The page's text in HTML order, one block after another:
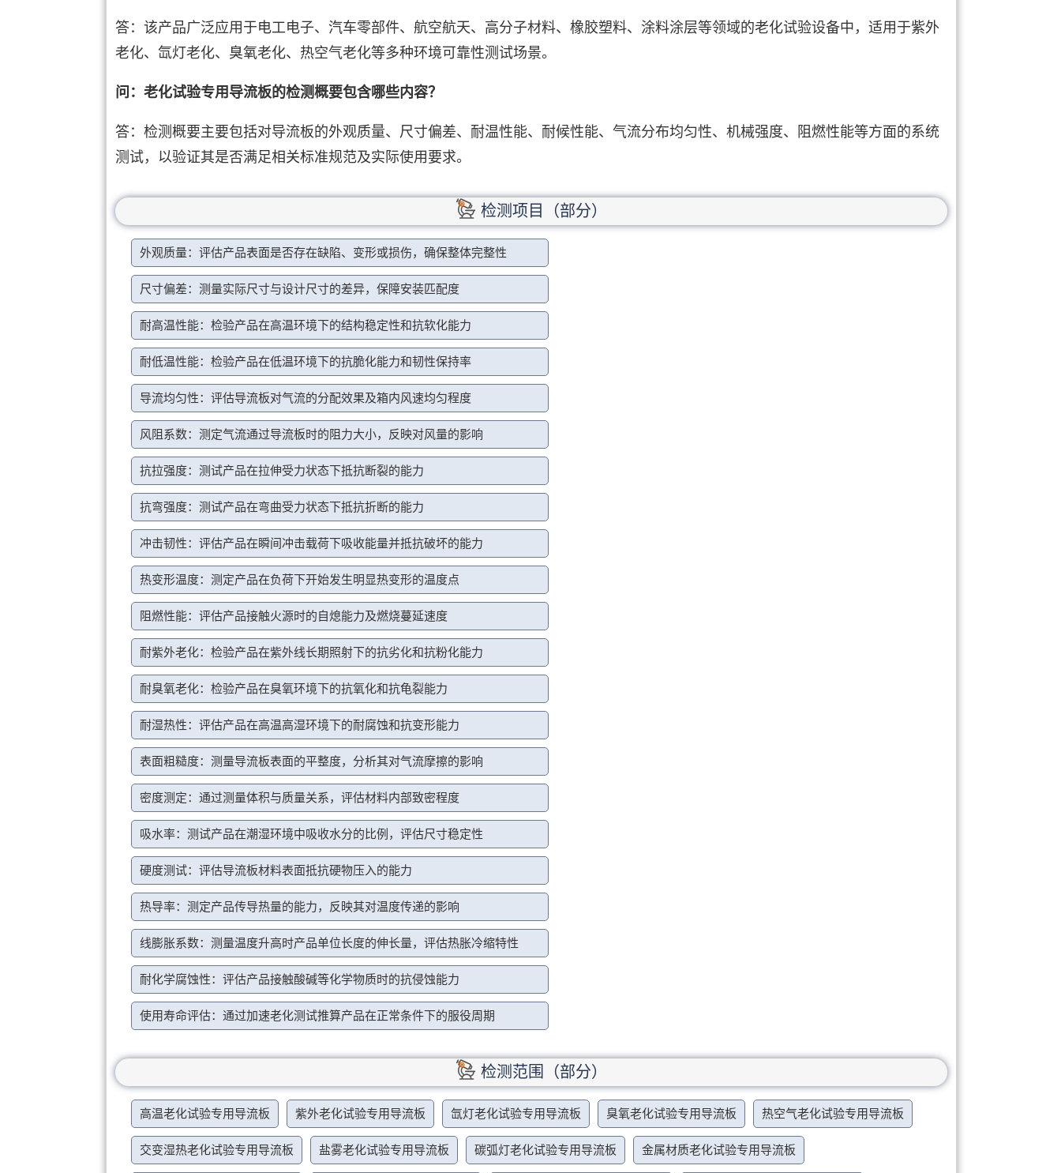
答：该产品广泛应用于电工电子、汽车零部件、航空航天、高分子材料、橡胶塑料、涂料涂层等领域的老化试验设备中，适用于紫外
老化、氙灯老化、臭氧老化、热空气老化等多种环境可靠性测试场景。
问：老化试验专用导流板的检测概要包含哪些内容？
答：检测概要主要包括对导流板的外观质量、尺寸偏差、耐温性能、耐候性能、气流分布均匀性、机械强度、阻燃性能等方面的系统
测试，以验证其是否满足相关标准规范及实际使用要求。
检测项目（部分）
外观质量：评估产品表面是否存在缺陷、变形或损伤，确保整体完整性
尺寸偏差：测量实际尺寸与设计尺寸的差异，保障安装匹配度
耐高温性能：检验产品在高温环境下的结构稳定性和抗软化能力
耐低温性能：检验产品在低温环境下的抗脆化能力和韧性保持率
导流均匀性：评估导流板对气流的分配效果及箱内风速均匀程度
风阻系数：测定气流通过导流板时的阻力大小，反映对风量的影响
抗拉强度：测试产品在拉伸受力状态下抵抗断裂的能力
抗弯强度：测试产品在弯曲受力状态下抵抗折断的能力
冲击韧性：评估产品在瞬间冲击载荷下吸收能量并抵抗破坏的能力
热变形温度：测定产品在负荷下开始发生明显热变形的温度点
阻燃性能：评估产品接触火源时的自熄能力及燃烧蔓延速度
耐紫外老化：检验产品在紫外线长期照射下的抗劣化和抗粉化能力
耐臭氧老化：检验产品在臭氧环境下的抗氧化和抗龟裂能力
耐湿热性：评估产品在高温高湿环境下的耐腐蚀和抗变形能力
表面粗糙度：测量导流板表面的平整度，分析其对气流摩擦的影响
密度测定：通过测量体积与质量关系，评估材料内部致密程度
吸水率：测试产品在潮湿环境中吸收水分的比例，评估尺寸稳定性
硬度测试：评估导流板材料表面抵抗硬物压入的能力
热导率：测定产品传导热量的能力，反映其对温度传递的影响
线膨胀系数：测量温度升高时产品单位长度的伸长量，评估热胀冷缩特性
耐化学腐蚀性：评估产品接触酸碱等化学物质时的抗侵蚀能力
使用寿命评估：通过加速老化测试推算产品在正常条件下的服役周期
检测范围（部分）
高温老化试验专用导流板 紫外老化试验专用导流板 氙灯老化试验专用导流板 臭氧老化试验专用导流板 热空气老化试验专用导流板
交变湿热老化试验专用导流板 盐雾老化试验专用导流板 碳弧灯老化试验专用导流板 金属材质老化试验专用导流板